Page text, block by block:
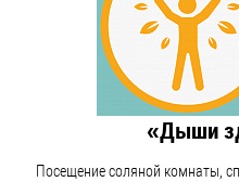
«Дыши
Посещение соляной комнаты,